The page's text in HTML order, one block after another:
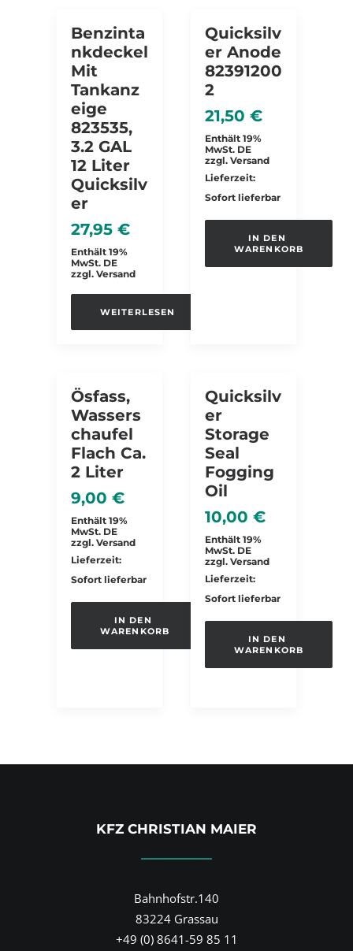
NICHT VORRÄTIG
Benzinta
Nkdeckel
Mit
Tankanz
Eige
823535,
3.2 GAL
12 Liter
Quicksilv
Er
27,95 €
Enthält 19%
MwSt. DE
zzgl. Versand
WEITERLESEN
Quicksilv
Er Anode
82391200
2
21,50 €
Enthält 19%
MwSt. DE
zzgl. Versand
Lieferzeit:
Sofort lieferbar
IN DEN
WARENKORB
Ösfass,
Wassers
Chaufel
Flach Ca.
2 Liter
9,00 €
Enthält 19%
MwSt. DE
zzgl. Versand
Lieferzeit:
Sofort lieferbar
IN DEN
WARENKORB
Quicksilv
Er
Storage
Seal
Fogging
Oil
10,00 €
Enthält 19%
MwSt. DE
zzgl. Versand
Lieferzeit:
Sofort lieferbar
IN DEN
WARENKORB
KFZ CHRISTIAN MAIER
Bahnhofstr.140
83224 Grassau
+49 (0) 8641-59 85 11